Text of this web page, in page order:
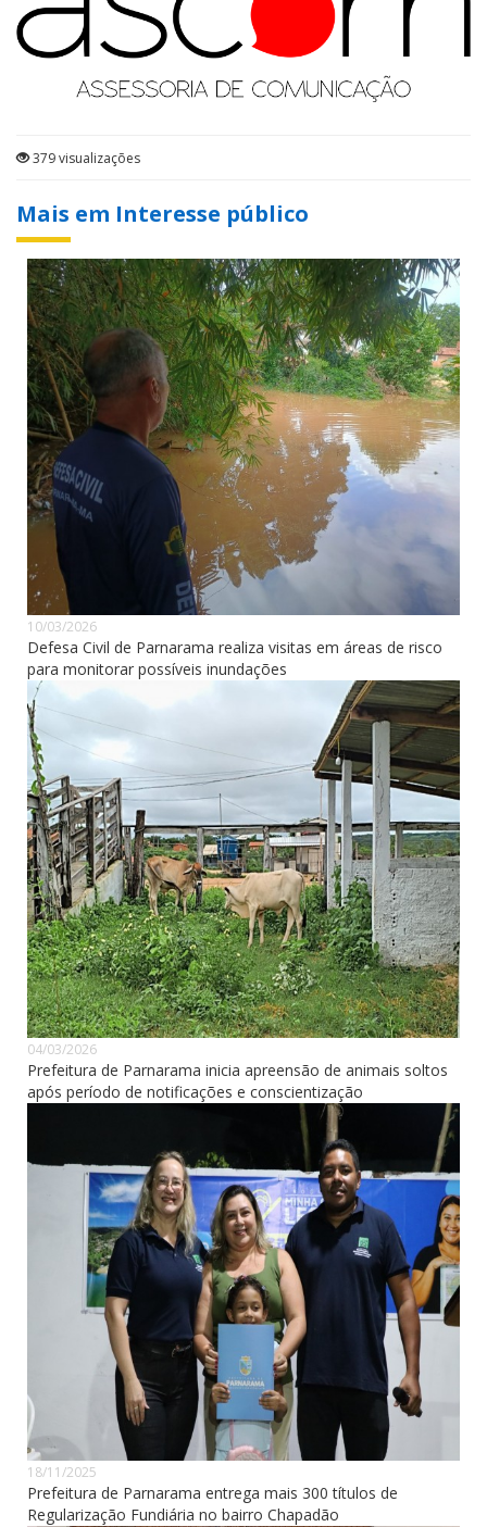
379 visualizações
Mais em Interesse público
10/03/2026
Defesa Civil de Parnarama realiza visitas em áreas de risco
para monitorar possíveis inundações
04/03/2026
Prefeitura de Parnarama inicia apreensão de animais soltos
após período de notificações e conscientização
18/11/2025
Prefeitura de Parnarama entrega mais 300 títulos de
Regularização Fundiária no bairro Chapadão